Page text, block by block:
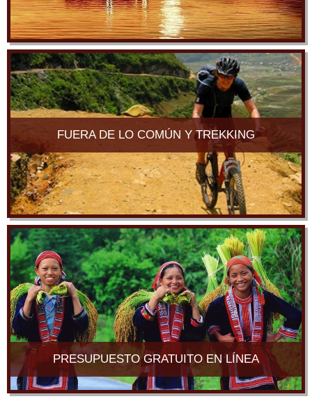
FUERA DE LO COMÚN Y TREKKING
PRESUPUESTO GRATUITO EN LÍNEA